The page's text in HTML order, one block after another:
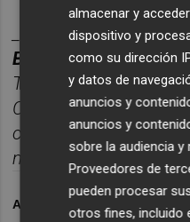
________
BOLET ÍN PLAZA CER
Toda la información
Castellón, reunida
correo para tener una
mercado. Suscríbete
ARCHIVADO EN
almacenar y
dispositivo y
como su dirección
y datos de
anuncios y
anuncios y
sobre la audiencia y
Proveedores de
pueden procesar
otros fines, incluido